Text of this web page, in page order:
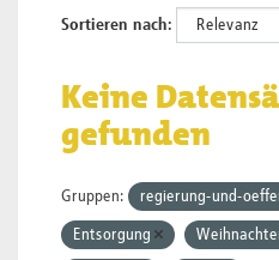
Sortieren nach
Keine
gefunden
Gruppen: regierung-und-
Entsorgung